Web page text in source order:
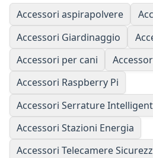
Accessori aspirapolvere
Accessori Giardinaggio
Accessori per cani
Accessori Raspberry Pi
Accessori Serrature
Accessori Stazioni Energia
Accessori Telecamere